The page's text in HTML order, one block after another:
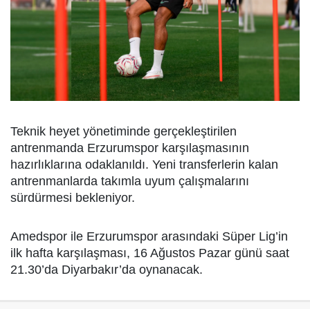
Teknik heyet yönetiminde gerçekleştirilen
antrenmanda Erzurumspor karşılaşmasının
hazırlıklarına odaklanıldı. Yeni transferlerin kalan
antrenmanlarda takımla uyum çalışmalarını
sürdürmesi bekleniyor.
Amedspor ile Erzurumspor arasındaki Süper Lig’in
ilk hafta karşılaşması, 16 Ağustos Pazar günü saat
21.30’da Diyarbakır’da oynanacak.